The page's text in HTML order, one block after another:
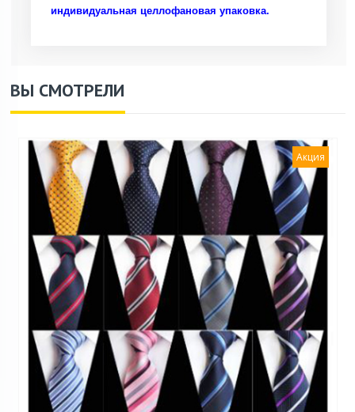
индивидуальная целлофановая упаковка.
ВЫ СМОТРЕЛИ
Акция